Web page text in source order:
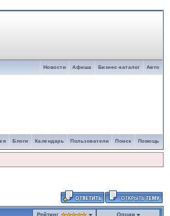
Авто
Бизнес-каталог
Афиша
Новости
Помощь
Поиск
Пользователи
Календарь
Блоги
Рейтинг Опции